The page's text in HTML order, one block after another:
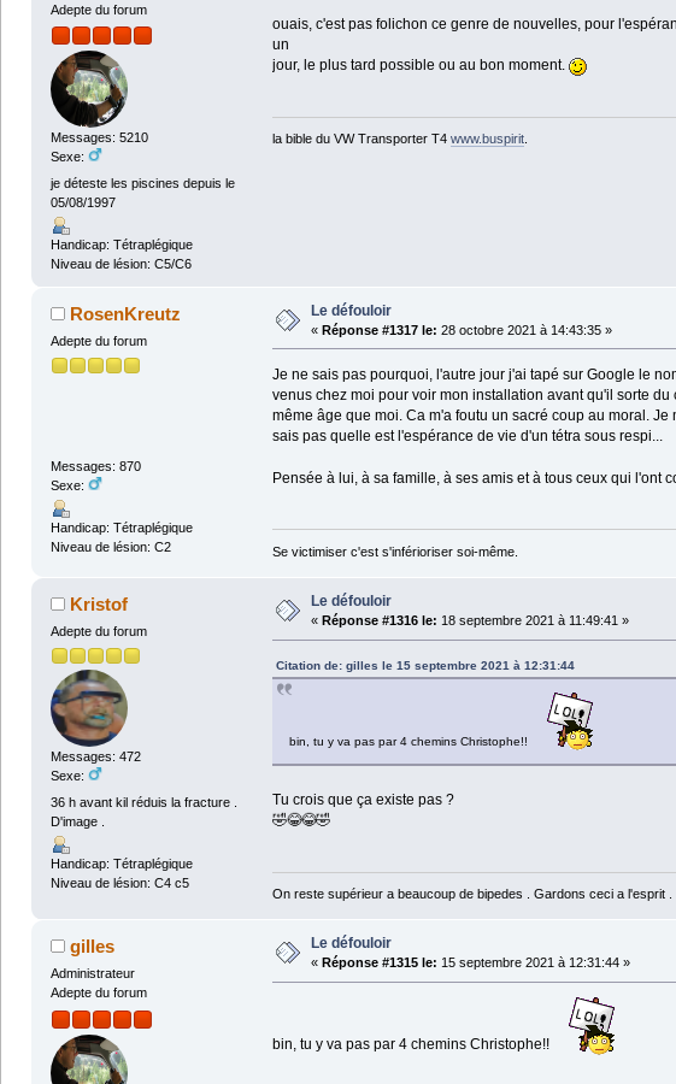
Adepte du forum
Messages: 5210
Sexe:
je déteste les piscines depuis le
05/08/1997
Handicap: Tétraplégique
Niveau de lésion: C5/C6
ouais, c'est pas folichon ce genre de nouvelles, pour
un
jour, le plus tard possible ou au bon moment.
la bible du VW Transporter T4 www.buspirit.
RosenKreutz
Adepte du forum
Messages: 870
Sexe:
Handicap: Tétraplégique
Niveau de lésion: C2
Le défouloir
« Réponse #1317 le: 28 octobre 2021 à 14:43:35 »
Je ne sais pas pourquoi, l'autre jour j'ai tapé sur Google le
venus chez moi pour voir mon installation avant qu'il sorte
même âge que moi. Ca m'a foutu un sacré coup au moral.
sais pas quelle est l'espérance de vie d'un tétra sous respi...
Pensée à lui, à sa famille, à ses amis et à tous ceux qui l'ont
Se victimiser c'est s'inférioriser soi-même.
Kristof
Adepte du forum
Messages: 472
Sexe:
36 h avant kil réduis la fracture .
D'image .
Handicap: Tétraplégique
Niveau de lésion: C4 c5
Le défouloir
« Réponse #1316 le: 18 septembre 2021 à 11:49:41 »
Citation de: gilles le 15 septembre 2021 à 12:31:44
bin, tu y va pas par 4 chemins Christophe!!
Tu crois que ça existe pas ?
🤣😂😂🤣
On reste supérieur a beaucoup de bipedes . Gardons ceci a l'esprit .
gilles
Administrateur
Adepte du forum
Le défouloir
« Réponse #1315 le: 15 septembre 2021 à 12:31:44 »
bin, tu y va pas par 4 chemins Christophe!!